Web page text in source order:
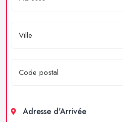
Adresse d'Arrivée